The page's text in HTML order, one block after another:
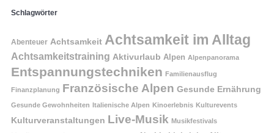
Schlagwörter
Abenteuer Achtsamkeit Achtsamkeit im Alltag
Achtsamkeitstraining Aktivurlaub Alpen Alpenpanorama
Entspannungstechniken Familienausflug
Finanzplanung Französische Alpen Gesunde Ernährung
Gesunde Gewohnheiten Italienische Alpen Kinoerlebnis Kulturevents
Kulturveranstaltungen Live-Musik Musikfestivals